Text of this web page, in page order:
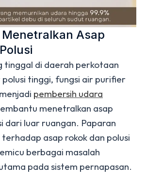
Asap
tinggal di daerah perkotaan
tinggi, fungsi air purifier
pembersih udara
menetralkan asap
dari luar ruangan. Paparan
asap rokok dan polusi
berbagai masalah
pada sistem pernapasan.